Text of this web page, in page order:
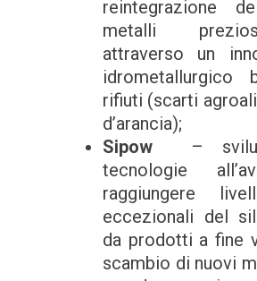
reintegrazione
metalli
attraverso un
rifiuti (scarti
d’arancia);
Sipow
–
tecnologie
raggiungere
eccezionali del
da prodotti a fine
scambio di nuovi